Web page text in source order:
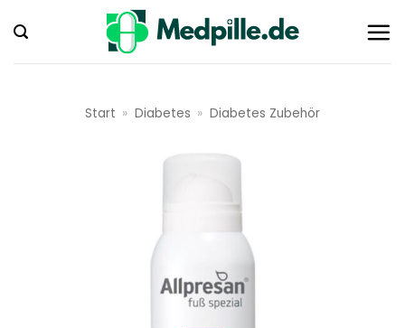
Inhalt
springen
Start » Diabetes » Diabetes Zubehör